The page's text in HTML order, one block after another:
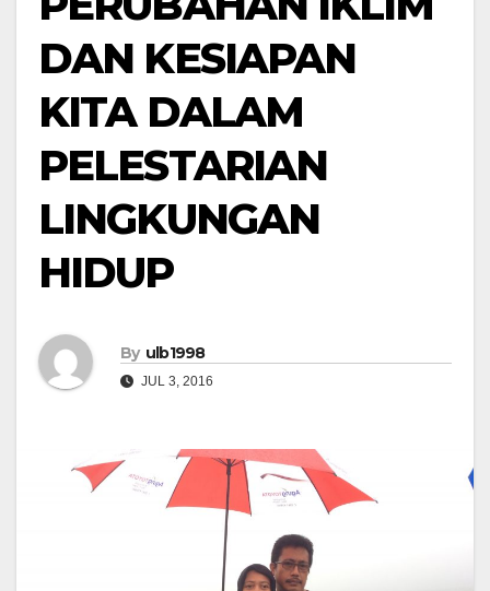
DAN KESIAPAN
KITA DALAM
PELESTARIAN
LINGKUNGAN
HIDUP
By ulb1998
JUL 3, 2016